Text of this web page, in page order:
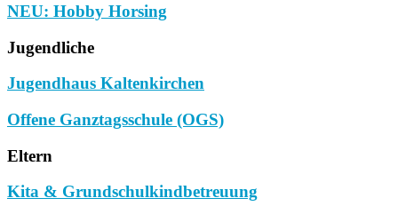
NEU: Hobby Horsing
Jugendliche
Jugendhaus Kaltenkirchen
Offene Ganztagsschule (OGS)
Eltern
Kita & Grundschulkindbetreuung